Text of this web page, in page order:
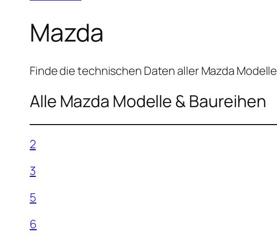
Mazda
Finde die technischen Daten aller Mazda Modelle
Alle Mazda Modelle & Baureihen
2
3
5
6